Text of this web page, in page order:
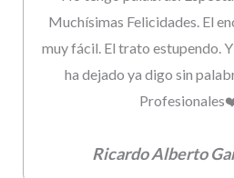
Muchísimas Felicidades. El
muy fácil. El trato estupendo.
ha dejado ya digo sin
Ricardo Alberto